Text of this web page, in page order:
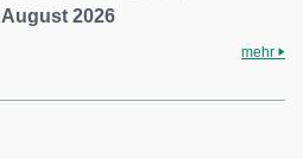
August 2026
mehr